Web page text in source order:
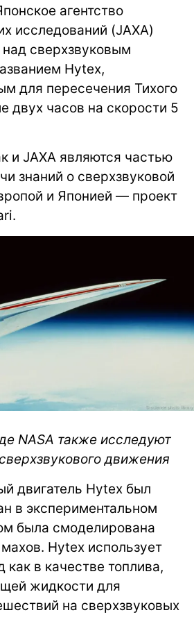
агентство
исследований (JAXA)
сверхзвуковым
Hytex,
для пересечения Тихого
двух часов на скорости 5
и JAXA являются частью
знаний о сверхзвуковой
и Японией — проект
NASA также исследуют
движения
двигатель Hytex был
в экспериментальном
была смоделирована
Hytex использует
в качестве топлива,
жидкости для
на сверхзвуковых